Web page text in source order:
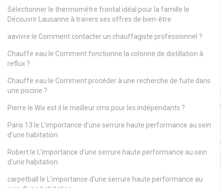
Sélectionner le thermomètre frontal idéal pour la famille le
Découvrir Lausanne à travers ses offres de bien-être
aavivre le Comment contacter un chauffagiste professionnel ?
Chauffe eau le Comment fonctionne la colonne de distillation à
reflux ?
Chauffe eau le Comment procéder à une recherche de fuite dans
une piscine ?
Pierre le Wix est il le meilleur cms pour les indépendants ?
Paris 13 le L’importance d’une serrure haute performance au sein
d’une habitation
Robert le L’importance d’une serrure haute performance au sein
d’une habitation
carpetball le L’importance d’une serrure haute performance au